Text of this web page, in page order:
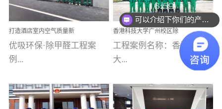
程序；生产车间为优吸总
部和全国分支机构生产光
触媒、净醛王、祛味剂等
优吸系列产品，保质保量
完成生产任务，确保全国
求。资质优势团队优势分
支优势优吸环保是一棵正
乐寓 深圳市安居乐寓
为深圳安居集团旗下城...
址：广州市南沙区海滨路
南沙珠江湾江门市蓬江区
禾...
打造酒店室内空气质量新
标杆——优吸环保·标杆之
作：东莞美豪雅致酒店室
内空气治理工程纪实
优吸环保·除甲醛工程案
例...
【东莞美豪雅致酒店】室
香港科技大学广州校区除
甲醛项目圆满完成
工程案例名称：香港科技
大...
学广州校区室内空气治
可以介绍下你们的产品么